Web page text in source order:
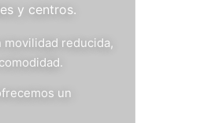
y centros.
movilidad reducida,
un